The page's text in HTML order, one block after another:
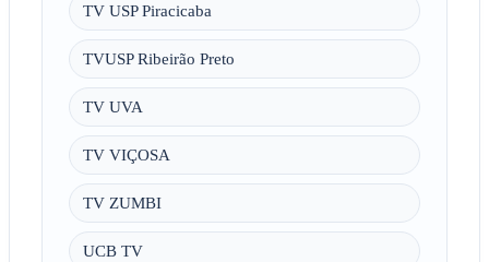
TV USP Piracicaba
TVUSP Ribeirão Preto
TV UVA
TV VIÇOSA
TV ZUMBI
UCB TV